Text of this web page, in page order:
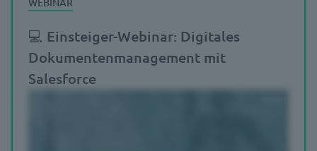
💻 Einsteiger-Webinar: Digitales
Dokumentenmanagement mit
Salesforce